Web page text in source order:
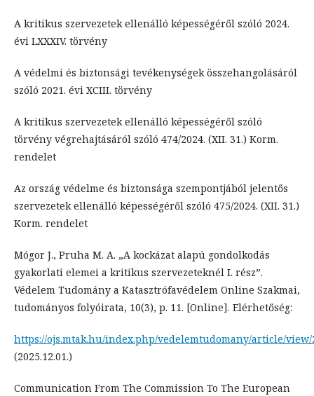
A kritikus szervezetek ellenálló képességéről szóló 2024.
évi LXXXIV. törvény
A védelmi és biztonsági tevékenységek összehangolásáról
szóló 2021. évi XCIII. törvény
A kritikus szervezetek ellenálló képességéről szóló
törvény végrehajtásáról szóló 474/2024. (XII. 31.) Korm.
rendelet
Az ország védelme és biztonsága szempontjából jelentős
szervezetek ellenálló képességéről szóló 475/2024. (XII. 31.)
Korm. rendelet
Mógor J., Pruha M. A. „A kockázat alapú gondolkodás
gyakorlati elemei a kritikus szervezeteknél I. rész”.
Védelem Tudomány a Katasztrófavédelem Online Szakmai,
tudományos folyóirata, 10(3), p. 11. [Online]. Elérhetőség:
https://ojs.mtak.hu/index.php/vedelemtudomany/article/view/
(2025.12.01.)
Communication From The Commission To The European